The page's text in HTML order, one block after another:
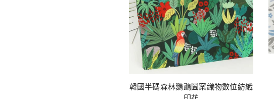
韓國半碼森林鸚鵡圖案織物數位紡織